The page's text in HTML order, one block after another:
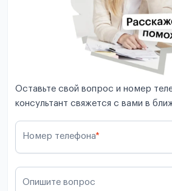
Оставьте свой вопрос и номер
консультант свяжется с вами в
Номер телефона*
Опишите вопрос